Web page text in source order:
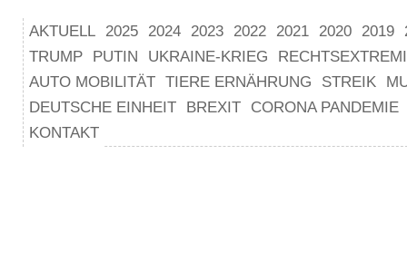
AKTUELL 2025 2024 2023 2022 2021 2020 2019
TRUMP
PUTIN UKRAINE-KRIEG
AUTO MOBILITÄT TIERE ERNÄHRUNG STREIK
DEUTSCHE EINHEIT
BREXIT
CORONA PANDEMIE
KONTAKT